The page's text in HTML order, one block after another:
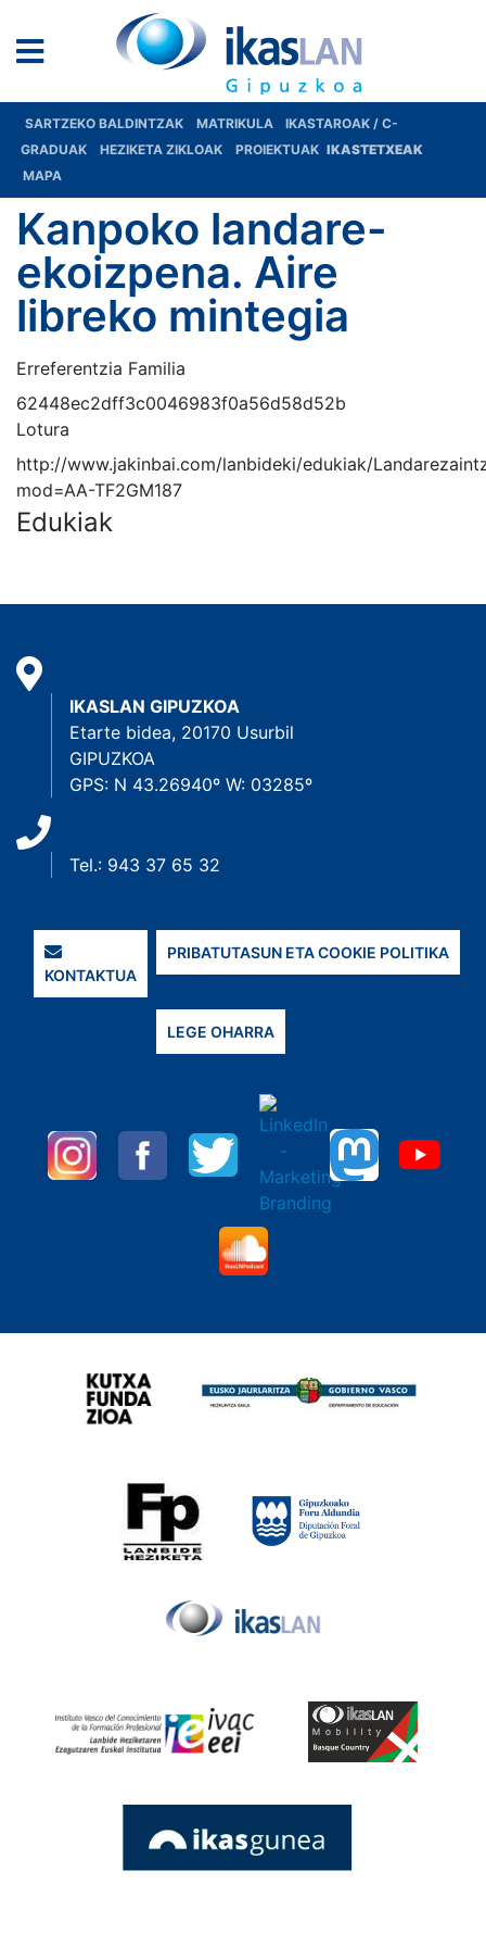
SARTZEKO BALDINTZAK MATRIKULA
IKASTAROAK / C-
GRADUAK
HEZIKETA ZIKLOAK PROIEKTUAK IKASTETXEAK
MAPA
Kanpoko landare-
ekoizpena. Aire
libreko mintegia
Erreferentzia Familia
62448ec2dff3c0046983f0a56d58d52b
Lotura
http://www.jakinbai.com/lanbideki/edukiak/
mod=AA-TF2GM187
Edukiak
IKASLAN GIPUZKOA
Etarte bidea, 20170 Usurbil
GIPUZKOA
GPS: N 43.26940º W: 03285º
Tel.: 943 37 65 32
KONTAKTUA
PRIBATUTASUN ETA COOKIE POLITIKA
LEGE OHARRA